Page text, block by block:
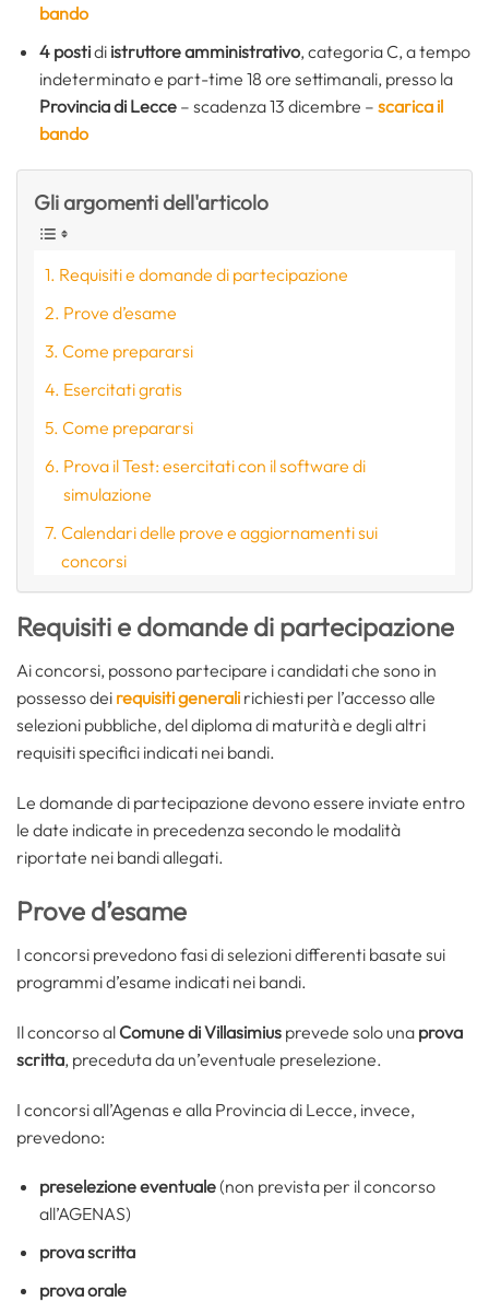
bando
4 postidi istruttore amministrativo, categoria C, a tempo
indeterminato e part-time 18 ore settimanali, presso la
Provincia di Lecce– scadenza 13 dicembre – scarica il
bando
Gli argomenti dell'articolo
Requisiti e domande di partecipazione
Prove d’esame
Come prepararsi
Esercitati gratis
Come prepararsi
Prova il Test: esercitati con il software di
simulazione
Calendari delle prove e aggiornamenti sui
concorsi
Requisiti e domande di partecipazione
Ai concorsi, possono partecipare i candidati che sono in
possesso dei requisiti generali richiesti per l’accesso alle
selezioni pubbliche, del diploma di maturità e degli altri
requisiti specifici indicati nei bandi.
Le domande di partecipazione devono essere inviate entro
le date indicate in precedenza secondo le modalità
riportate nei bandi allegati.
Prove d’esame
I concorsi prevedono fasi di selezioni differenti basate sui
programmi d’esame indicati nei bandi.
Il concorso al Comune di Villasimius prevede solo una prova
scritta, preceduta da un’eventuale preselezione.
I concorsi all’Agenas e alla Provincia di Lecce, invece,
prevedono:
preselezione eventuale(non prevista per il concorso
all’AGENAS)
prova scritta
prova orale